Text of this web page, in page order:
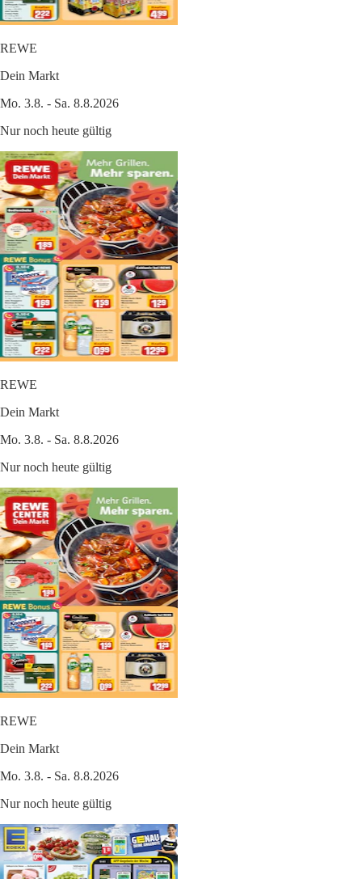
REWE
Dein Markt
Mo. 3.8. - Sa. 8.8.2026
Nur noch heute gültig
REWE
Dein Markt
Mo. 3.8. - Sa. 8.8.2026
Nur noch heute gültig
REWE
Dein Markt
Mo. 3.8. - Sa. 8.8.2026
Nur noch heute gültig